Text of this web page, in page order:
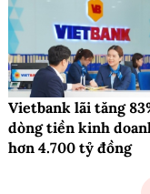
Vietbank lãi tăng
dòng tiền kinh
hơn 4.700 tỷ đồng